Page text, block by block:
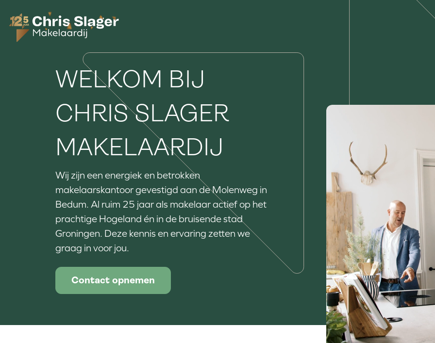
WELKOM BIJ
CHRIS SLAGER
MAKELAARDIJ
Wij zijn een energiek en betrokken
makelaarskantoor gevestigd aan de Molenweg in
Bedum. Al ruim 25 jaar als makelaar actief op het
prachtige Hogeland én in de bruisende stad
Groningen. Deze kennis en ervaring zetten we
graag in voor jou.
Contact opnemen